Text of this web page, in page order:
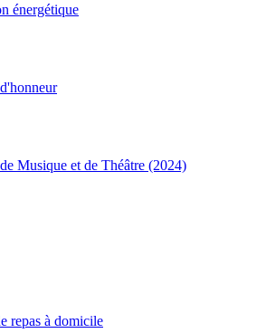
énergétique
Musique et de Théâtre (2024)
repas à domicile